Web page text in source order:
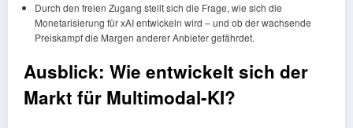
Durch den freien Zugang stellt sich die Frage, wie sich die
Monetarisierung für xAI entwickeln wird – und ob der wachsende
Preiskampf die Margen anderer Anbieter gefährdet.
Ausblick: Wie entwickelt sich der
Markt für Multimodal-KI?